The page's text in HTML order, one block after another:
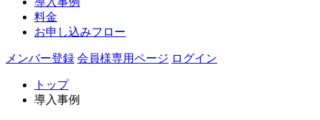
料金
お申し込みフロー
メンバー登録 会員様専用ページ ログイン
トップ
導入事例